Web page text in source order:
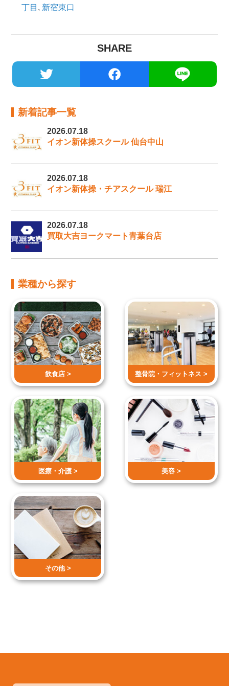
丁目 , 新宿東口
SHARE
新着記事一覧
2026.07.18
イオン新体操スクール 仙台中山
2026.07.18
イオン新体操・チアスクール 瑞江
2026.07.18
買取大吉ヨークマート青葉台店
業種から探す
飲食店 > 整骨院・ フィットネス >
医療・介護 > 美容 >
その他 >